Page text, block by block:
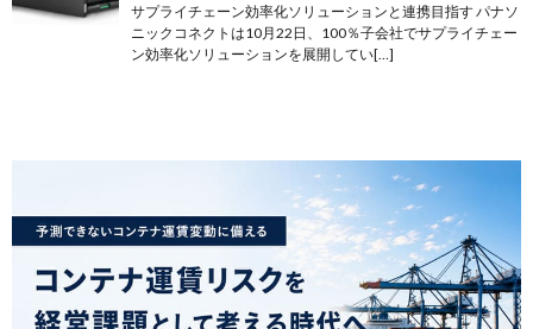
サプライチェーン効率化ソリューションと連携目指す パナソ
ニックコネクトは10月22日、100％子会社でサプライチェー
ン効率化ソリューションを展開してい[…]